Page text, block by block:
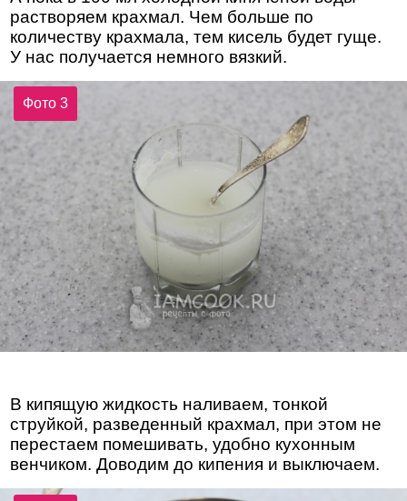
растворяем крахмал. Чем больше по
количеству крахмала, тем кисель будет гуще.
У нас получается немного вязкий.
Фото 3
В кипящую жидкость наливаем, тонкой
струйкой, разведенный крахмал, при этом не
перестаем помешивать, удобно кухонным
венчиком. Доводим до кипения и выключаем.